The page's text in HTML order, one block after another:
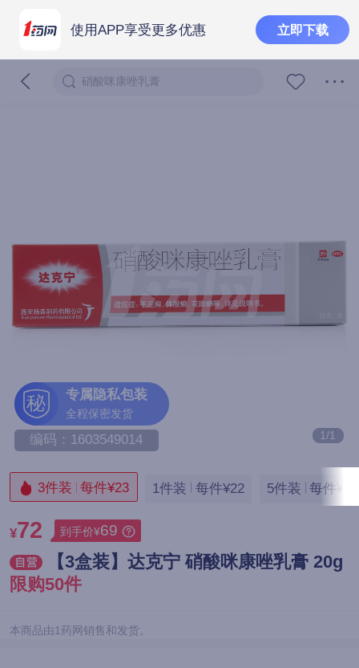
使用APP享受更多优惠 立即下载
硝酸咪康唑乳膏
1/1
专属隐私包装
全程保密发货
秘
编码：1603549014
3件装 每件¥23 1件装 每件¥22 5件装 每件
¥72 到手价¥69
【3盒装】达克宁 硝酸咪康唑乳膏 20g
限购50件
本商品由1药网销售和发货。